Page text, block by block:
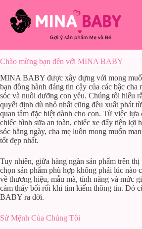
phần
Chào mừng bạn đến với MINA BABY
MINA BABY được xây dựng với mong
bạn đồng hành đáng tin cậy của các bậc cha
sóc và nuôi dưỡng con yêu. Chúng tôi hiểu
quyết định dù nhỏ nhất cũng đều xuất phát
quan tâm đặc biệt dành cho con. Từ việc lựa
chiếc bình sữa an toàn, chiếc xe đẩy tiện lợi
sóc hằng ngày, cha mẹ luôn mong muốn
tốt đẹp nhất.
Tuy nhiên, giữa hàng ngàn sản phẩm trên
chọn sản phẩm phù hợp không phải lúc nào
về thương hiệu, mẫu mã, tính năng và mức
cảm thấy bối rối khi tìm kiếm thông tin. Đó
BABY ra đời.
Sứ Mệnh Của Chúng Tôi